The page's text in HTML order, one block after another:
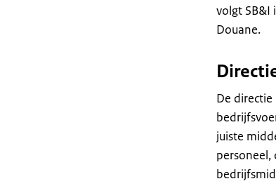
volgt
Douane.
De
juiste
personeel,